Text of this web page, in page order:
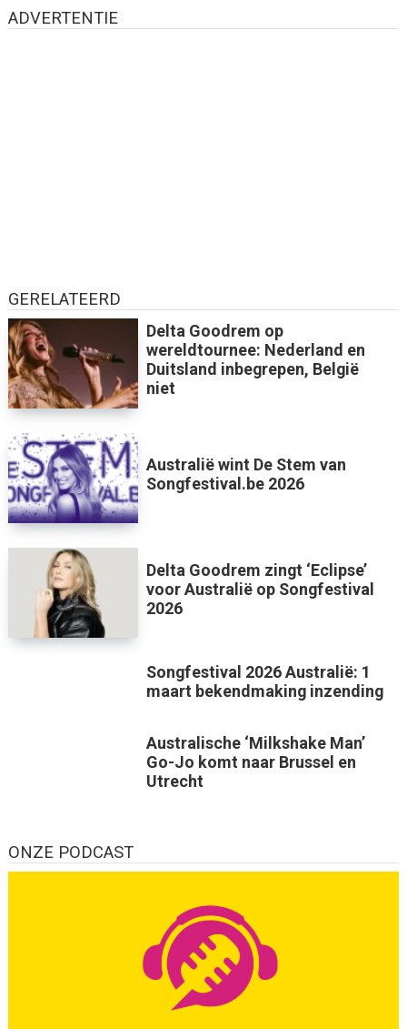
ADVERTENTIE
GERELATEERD
Delta Goodrem op
wereldtournee: Nederland en
Duitsland inbegrepen, België
niet
Australië wint De Stem van
Songfestival.be 2026
Delta Goodrem zingt ‘Eclipse’
voor Australië op Songfestival
2026
Songfestival 2026 Australië: 1
maart bekendmaking inzending
Australische ‘Milkshake Man’
Go-Jo komt naar Brussel en
Utrecht
ONZE PODCAST